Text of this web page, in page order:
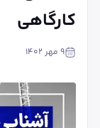
کارگاهی
۹ مهر ۱۴۰۲